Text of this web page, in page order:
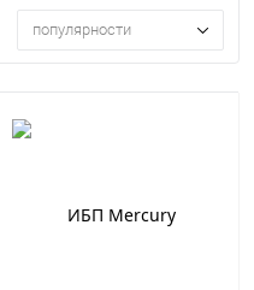
популярности